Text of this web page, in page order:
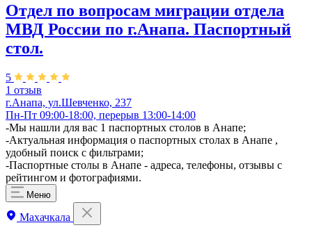
Отдел по вопросам миграции отдела
МВД России по г.Анапа. Паспортный
стол.
5
1 отзыв
г.Анапа, ул.Шевченко, 237
Пн-Пт 09:00-18:00, перерыв 13:00-14:00
​-Мы нашли для вас 1 паспортных столов в Анапе;
-Актуальная информация о паспортных столах в Анапе ,
удобный поиск с фильтрами;
-Паспортные столы в Анапе - адреса, телефоны, отзывы с
рейтингом и фотографиями.
Меню
Махачкала